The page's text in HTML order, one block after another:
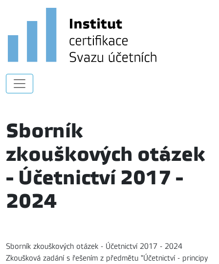
Sborník
zkouškových otázek
- Účetnictví 2017 -
2024
Sborník zkouškových otázek - Účetnictví 2017 - 2024
Zkoušková zadání s řešením z předmětu "Účetnictví - principy